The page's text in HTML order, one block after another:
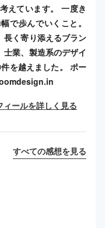
えています。 一度き
で歩んでいくこと。
長く寄り添えるブラン
士業、製造系のデザイ
を越えました。 ポー
ィールを詳しく見る
すべての感想を見る